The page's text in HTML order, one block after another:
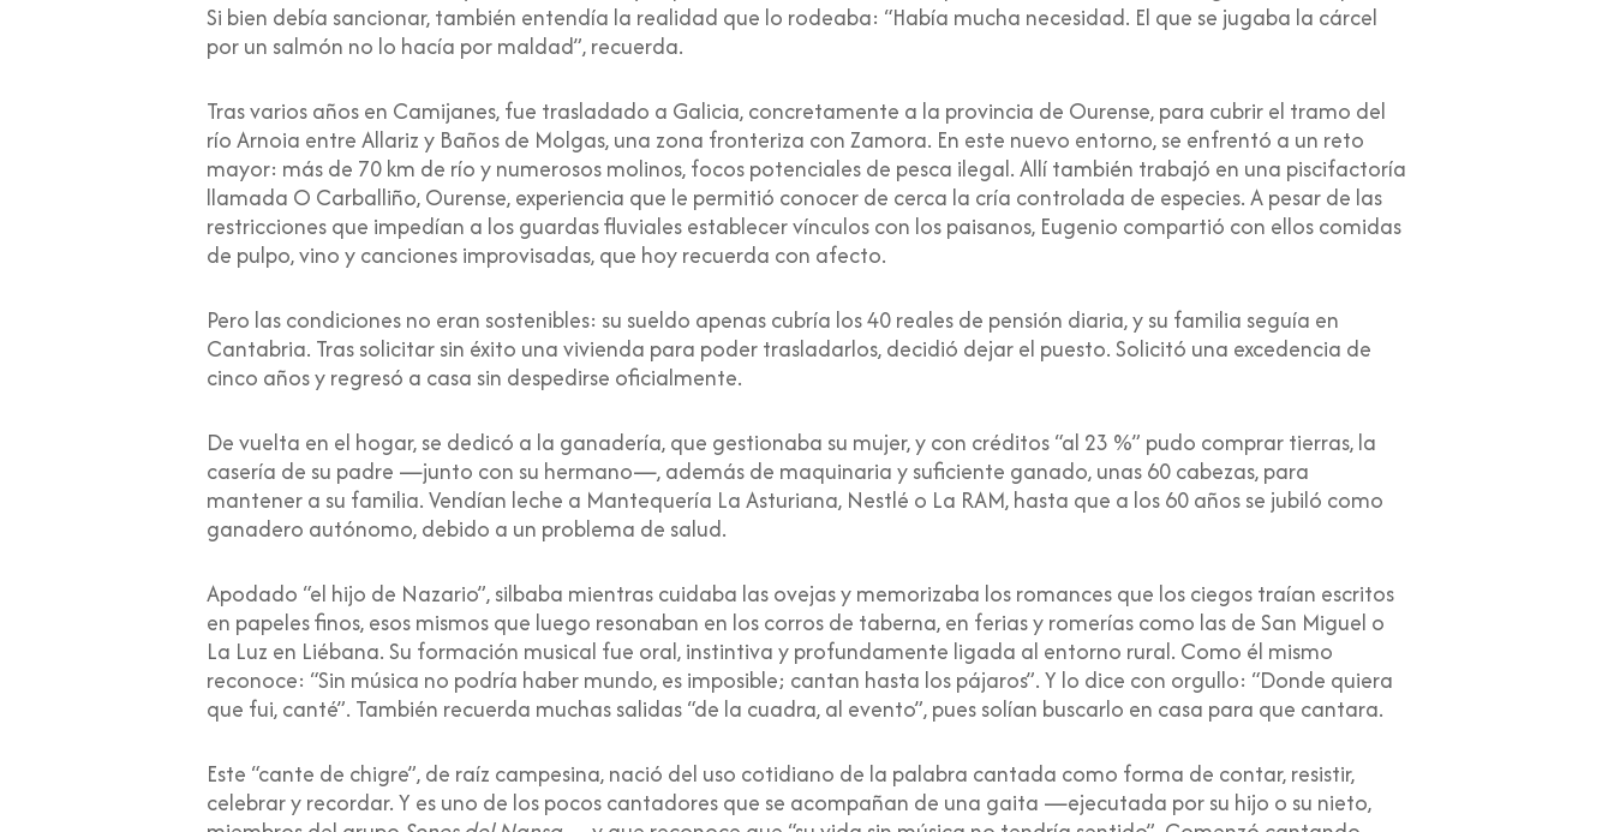
Si bien debía sancionar, también entendía la realidad que lo rodeaba: “Había mucha necesidad. El que se jugaba la cárcel
por un salmón no lo hacía por maldad”, recuerda.
Tras varios años en Camijanes, fue trasladado a Galicia, concretamente a la provincia de Ourense, para cubrir el tramo del
río Arnoia entre Allariz y Baños de Molgas, una zona fronteriza con Zamora. En este nuevo entorno, se enfrentó a un reto
mayor: más de 70 km de río y numerosos molinos, focos potenciales de pesca ilegal. Allí también trabajó en una piscifactoría
llamada O Carballiño, Ourense, experiencia que le permitió conocer de cerca la cría controlada de especies. A pesar de las
restricciones que impedían a los guardas fluviales establecer vínculos con los paisanos, Eugenio compartió con ellos comidas
de pulpo, vino y canciones improvisadas, que hoy recuerda con afecto.
Pero las condiciones no eran sostenibles: su sueldo apenas cubría los 40 reales de pensión diaria, y su familia seguía en
Cantabria. Tras solicitar sin éxito una vivienda para poder trasladarlos, decidió dejar el puesto. Solicitó una excedencia de
cinco años y regresó a casa sin despedirse oficialmente.
De vuelta en el hogar, se dedicó a la ganadería, que gestionaba su mujer, y con créditos “al 23 %” pudo comprar tierras, la
casería de su padre —junto con su hermano—, además de maquinaria y suficiente ganado, unas 60 cabezas, para
mantener a su familia. Vendían leche a Mantequería La Asturiana, Nestlé o La RAM, hasta que a los 60 años se jubiló como
ganadero autónomo, debido a un problema de salud.
Apodado “el hijo de Nazario”, silbaba mientras cuidaba las ovejas y memorizaba los romances que los ciegos traían escritos
en papeles finos, esos mismos que luego resonaban en los corros de taberna, en ferias y romerías como las de San Miguel o
La Luz en Liébana. Su formación musical fue oral, instintiva y profundamente ligada al entorno rural. Como él mismo
reconoce: “Sin música no podría haber mundo, es imposible; cantan hasta los pájaros”. Y lo dice con orgullo: “Donde quiera
que fui, canté”. También recuerda muchas salidas “de la cuadra, al evento”, pues solían buscarlo en casa para que cantara.
Este “cante de chigre”, de raíz campesina, nació del uso cotidiano de la palabra cantada como forma de contar, resistir,
celebrar y recordar. Y es uno de los pocos cantadores que se acompañan de una gaita —ejecutada por su hijo o su nieto,